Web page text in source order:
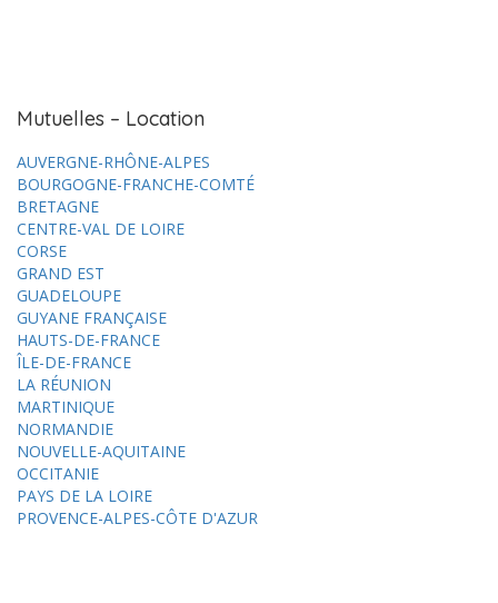
Mutuelles – Location
AUVERGNE-RHÔNE-ALPES
BOURGOGNE-FRANCHE-COMTÉ
BRETAGNE
CENTRE-VAL DE LOIRE
CORSE
GRAND EST
GUADELOUPE
GUYANE FRANÇAISE
HAUTS-DE-FRANCE
ÎLE-DE-FRANCE
LA RÉUNION
MARTINIQUE
NORMANDIE
NOUVELLE-AQUITAINE
OCCITANIE
PAYS DE LA LOIRE
PROVENCE-ALPES-CÔTE D'AZUR